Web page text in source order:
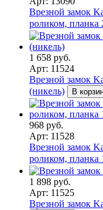
Врезной замок
роликом, планка
1 658 руб.
Арт: 11524
Врезной замок
(никель)
В
968 руб.
Арт: 11528
Врезной замок
роликом, планка
1 898 руб.
Арт: 11525
Врезной замок